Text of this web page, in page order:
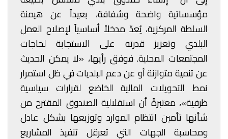
مؤسساتية واضحة وشفافة، بعيداً عن هيمنة
السلطة المركزية، يُعدّ مدخلاً أساسياً لإصلاح العمل
البلدي وتعزيز قدرته على الاستجابة لحاجات
المجتمعات المحلية. فوفق رأيها، «لا يمكن الحديث
عن تنمية متوازنة أو عن دعم البلديات في ظل استمرار
نمط التحويلات المالية الخاضع لقرارات سياسية
ظرفية»، معتبرةً أن استقلالية الصندوق المقترح من
شأنها تأمين انتظام الموارد وتوزيعها بشكل عادل
ومحاسبة الجهات التي تعرقل تنفيذ المشاريع